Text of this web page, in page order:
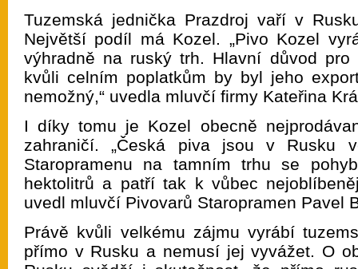
Tuzemská jednička Prazdroj vaří v
Největší podíl má Kozel. „Pivo Kozel
výhradně na ruský trh. Hlavní důvod
kvůli celním poplatkům by byl jeho
nemožný,“ uvedla mluvčí firmy Kateřina
I díky tomu je Kozel obecně
zahraničí. „Česká piva jsou v Rusku
Staropramenu na tamním trhu se
hektolitrů a patří tak k vůbec
uvedl mluvčí Pivovarů Staropramen Pavel
Právě kvůli velkému zájmu vyrábí
přímo v Rusku a nemusí jej vyvážet. O